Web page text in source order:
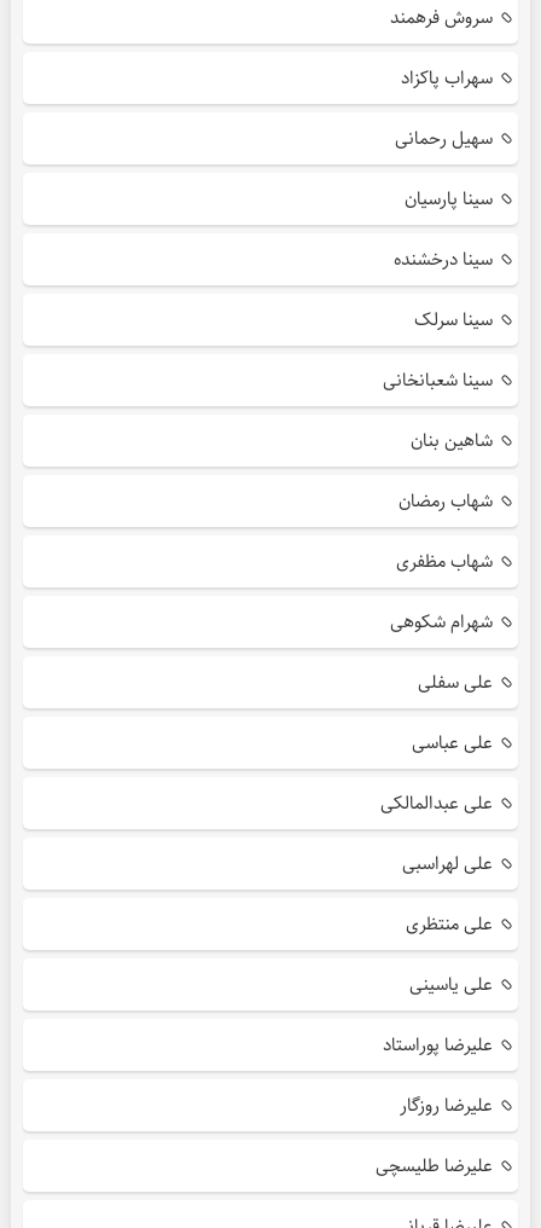
سروش فرهمند
سهراب پاکزاد
سهیل رحمانی
سینا پارسیان
سینا درخشنده
سینا سرلک
سینا شعبانخانی
شاهین بنان
شهاب رمضان
شهاب مظفری
شهرام شکوهی
علی سفلی
علی عباسی
علی عبدالمالکی
علی لهراسبی
علی منتظری
علی یاسینی
علیرضا پوراستاد
علیرضا روزگار
علیرضا طلیسچی